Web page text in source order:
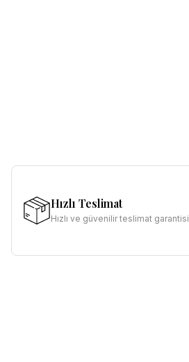
Hızlı Teslimat
Hızlı ve güvenilir teslimat